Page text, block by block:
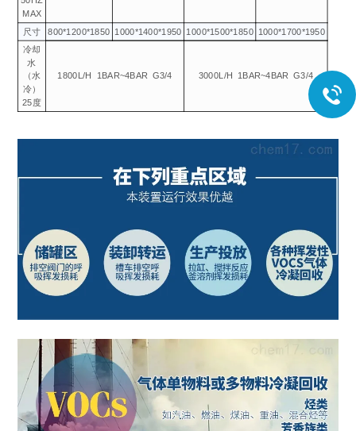
MAX
尺寸
800*1200*1850 1000*1400*1950 1000*1500*1850 1000*1700*1950
冷却
水
（水
冷）
25度
1800L/H 1BAR~4BAR G3/4 3000L/H 1BAR~4BAR G3/4